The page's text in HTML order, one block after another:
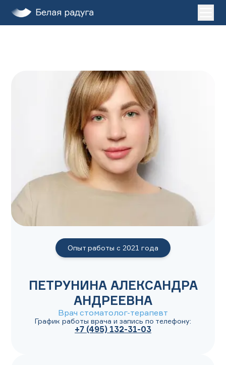
Лечение во сне
ЗАПИСАТЬСЯ НА ПРИЕМ
+7 (495) 132-31-03
Опыт работы с 2021 года
ПЕТРУНИНА АЛЕКСАНДРА
АНДРЕЕВНА
Врач стоматолог-терапевт
График работы врача и запись по телефону:
+7 (495) 132-31-03